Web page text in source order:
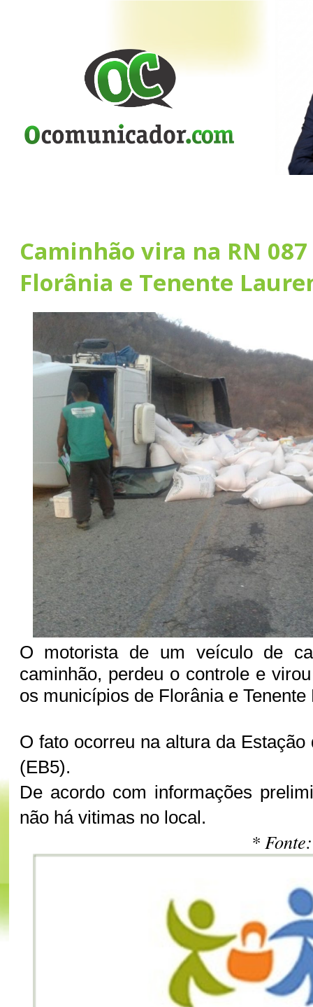
Caminhão vira na RN
Florânia e Tenente
O motorista de um veículo de
caminhão, perdeu o controle e
os municípios de Florânia e
O fato ocorreu na altura da Estação
(EB5).
De acordo com informações
não há vitimas no local.
*